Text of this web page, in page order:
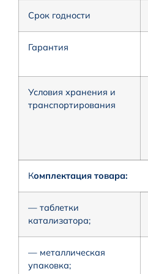
Срок годности
Гарантия
Условия хранения и
транспортирования
Комплектация товара:
— таблетки
катализатора;
— металлическая
упаковка;